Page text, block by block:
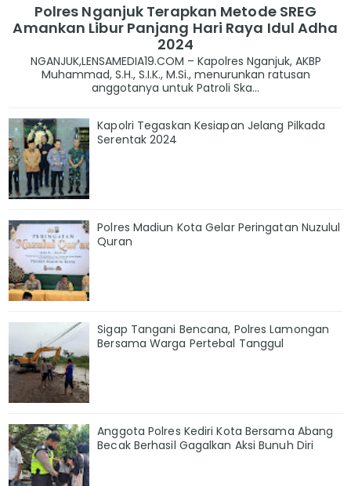
Polres Nganjuk Terapkan Metode SREG
Amankan Libur Panjang Hari Raya Idul Adha
2024
NGANJUK,LENSAMEDIA19.COM – Kapolres Nganjuk, AKBP
Muhammad, S.H., S.I.K., M.Si., menurunkan ratusan
anggotanya untuk Patroli Ska...
Kapolri Tegaskan Kesiapan Jelang Pilkada
Serentak 2024
Polres Madiun Kota Gelar Peringatan Nuzulul
Quran
Sigap Tangani Bencana, Polres Lamongan
Bersama Warga Pertebal Tanggul
Anggota Polres Kediri Kota Bersama Abang
Becak Berhasil Gagalkan Aksi Bunuh Diri